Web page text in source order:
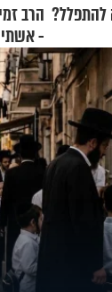
להתפלל? הרב
-
שלי